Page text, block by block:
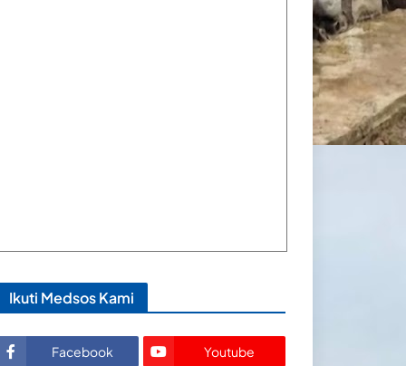
Ikuti Medsos Kami
Facebook Youtube